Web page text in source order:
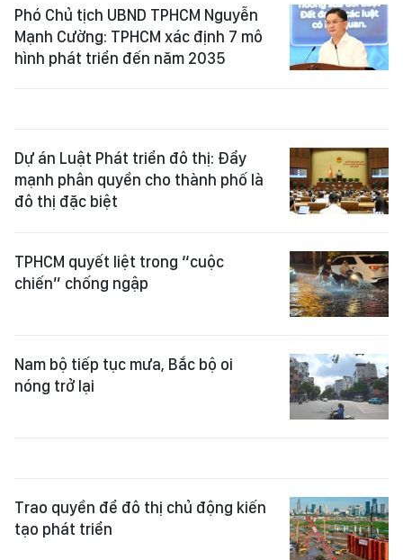
Phó Chủ tịch UBND TPHCM Nguyễn
Mạnh Cường: TPHCM xác định 7 mô
hình phát triển đến năm 2035
Dự án Luật Phát triển đô thị: Đẩy
mạnh phân quyền cho thành phố là
đô thị đặc biệt
TPHCM quyết liệt trong “cuộc
chiến” chống ngập
Nam bộ tiếp tục mưa, Bắc bộ oi
nóng trở lại
Trao quyền để đô thị chủ động kiến
tạo phát triển